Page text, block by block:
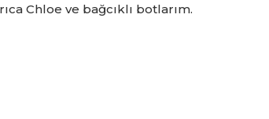
Chloe ve bağcıklı botlarım.